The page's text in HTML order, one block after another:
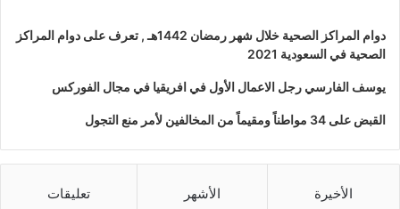
دوام المراكز الصحية خلال شهر رمضان 1442هـ , تعرف على دوام المراكز
الصحية في السعودية 2021
يوسف الفارسي رجل الاعمال الأول في افريقيا في مجال الفوركس
القبض على 34 مواطناً ومقيماً من المخالفين لأمر منع التجول
الأخيرة الأشهر تعليقات